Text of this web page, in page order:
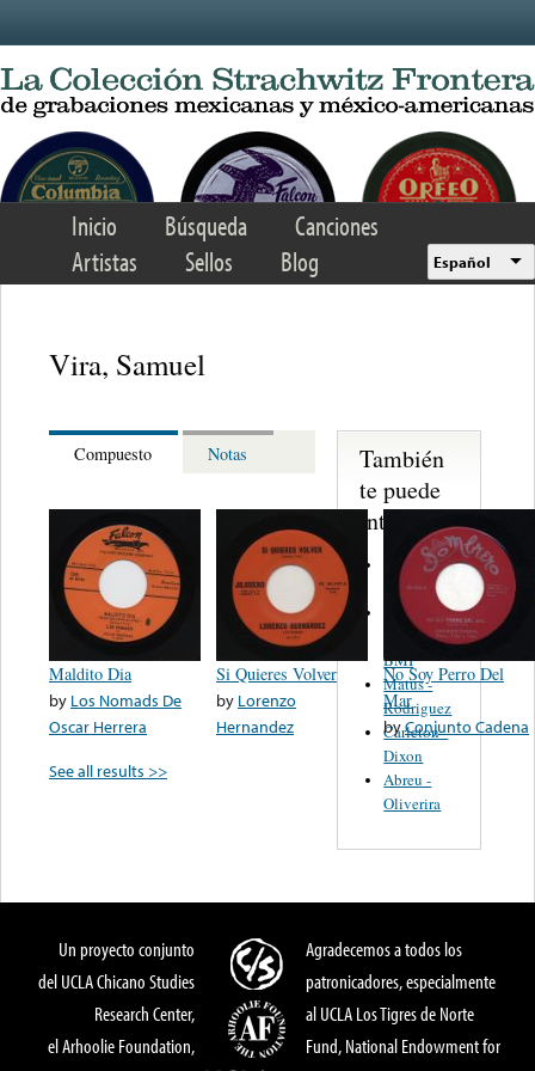
Inicio Búsqueda
Canciones
Artistas
Sellos Blog Español
Vira, Samuel
Compuesto Notas
Maldito Dia
by Los Nomads De
Oscar Herrera
Si Quieres Volver
by Lorenzo
Hernandez
No Soy Perro Del
Mar
byConjunto Cadena
See all results >>
También
te puede
interesar...
Martinez,
Felipe
Performance
Music Co.
BMI
Matus -
Rodriguez
Carleton -
Dixon
Abreu -
Oliverira
Un proyecto conjunto
del UCLA Chicano Studies
Research Center,
el Arhoolie Foundation,
Agradecemos a todos los
patronicadores, especialmente
al UCLA Los Tigres de Norte
Fund, National Endowment for